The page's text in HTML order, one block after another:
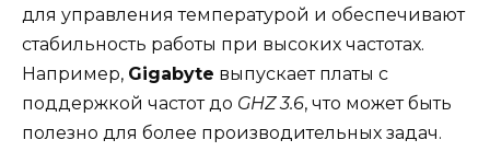
для управления температурой и обеспечивают
стабильность работы при высоких частотах.
Например, Gigabyte выпускает платы с
поддержкой частот до GHZ 3.6, что может быть
полезно для более производительных задач.